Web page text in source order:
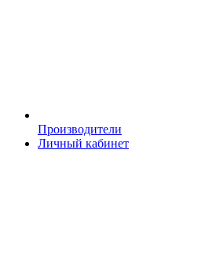
Производители
Личный кабинет